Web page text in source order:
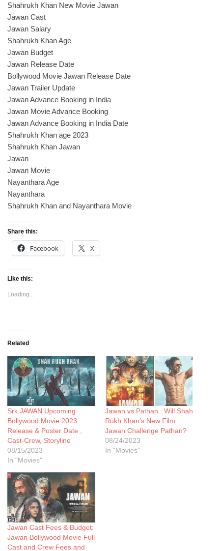
Shahrukh Khan New Movie Jawan
Jawan Cast
Jawan Salary
Shahrukh Khan Age
Jawan Budget
Jawan Release Date
Bollywood Movie Jawan Release Date
Jawan Trailer Update
Jawan Advance Booking in India
Jawan Movie Advance Booking
Jawan Advance Booking in India Date
Shahrukh Khan age 2023
Shahrukh Khan Jawan
Jawan
Jawan Movie
Nayanthara Age
Nayanthara
Shahrukh Khan and Nayanthara Movie
Share this:
Facebook X
Like this:
Loading...
Related
Srk JAWAN Upcoming
Bollywood Movie 2023
Release & Poster Date ,
Cast-Crew, Storyline
08/15/2023
In "Movies"
Jawan vs Pathan : Will Shah
Rukh Khan’s New Film
Jawan Challenge Pathan?
08/24/2023
In "Movies"
Jawan Cast Fees & Budget:
Jawan Bollywood Movie Full
Cast and Crew Fees and